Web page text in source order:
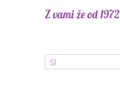
Z vami že od 1972
SI